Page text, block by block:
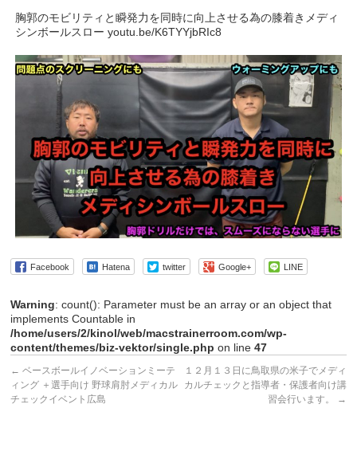
胸郭のモビリティと瞬発力を同時に向上させる為の膝着きメディ
シンボールスロー youtu.be/K6TYYjbRIc8
Facebook Hatena twitter Google+ LINE
Warning: count(): Parameter must be an array or an object that
implements Countable in
/home/users/2/kinol/web/macstrainerroom.com/wp-
content/themes/biz-vektor/single.php on line47
← ベースボールイノベーションミーテ
ィング ＋選手向け 野球肩肘メディカル
チェックイベント広島
１２月１３日に鳥取県の米子でメディ
カルチェックと指導者・保護者向け講
習会行います。
→